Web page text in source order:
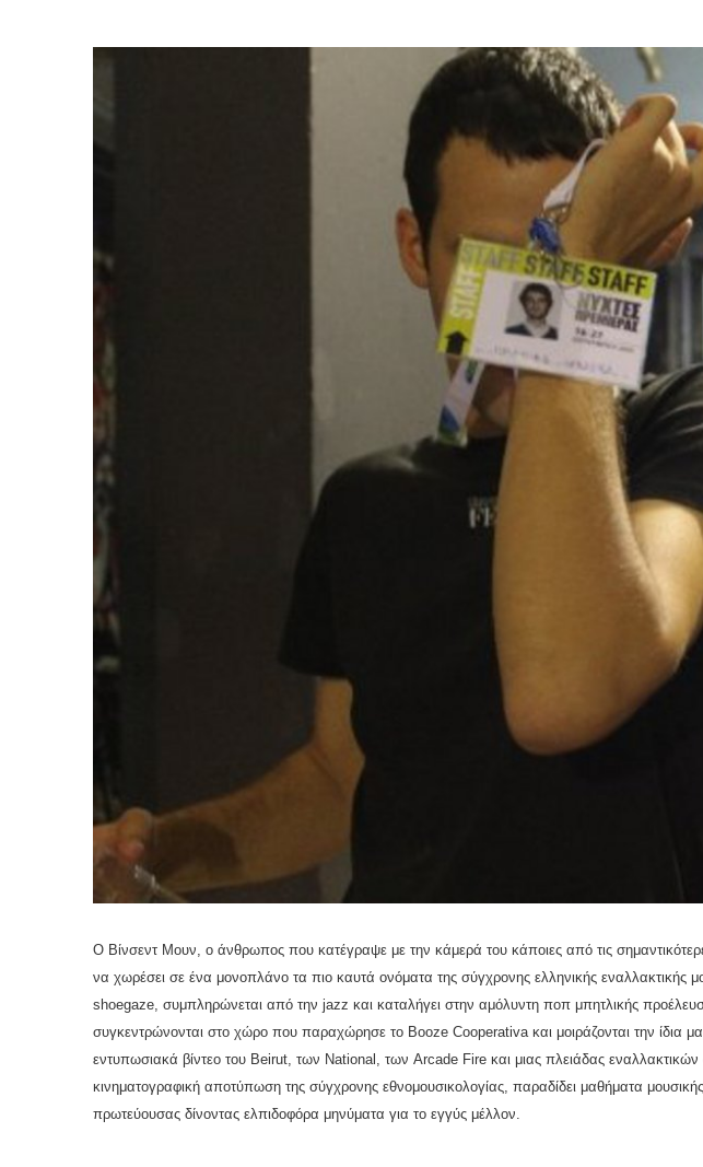
Ο Βίνσεντ Μουν, ο άνθρωπος που κατέγραψε με την κάμερά του κάποιες από τις
να χωρέσει σε ένα μονοπλάνο τα πιο καυτά ονόματα της σύγχρονης ελληνικής εναλλακτικής
shoegaze, συμπληρώνεται από την jazz και καταλήγει στην αμόλυντη ποπ μπητλικής
συγκεντρώνονται στο χώρο που παραχώρησε τo Booze Cooperativa και μοιράζονται την ίδια
εντυπωσιακά βίντεο του Beirut, των National, των Arcade Fire και μιας πλειάδας
κινηματογραφική αποτύπωση της σύγχρονης εθνομουσικολογίας, παραδίδει μαθήματα
πρωτεύουσας δίνοντας ελπιδοφόρα μηνύματα για το εγγύς μέλλον.